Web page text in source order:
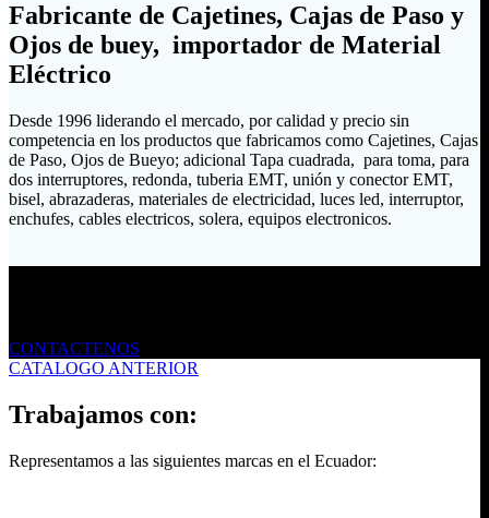
Fabricante de Cajetines, Cajas de Paso y
Ojos de buey, importador de Material
Eléctrico
Desde 1996 liderando el mercado, por calidad y precio sin
competencia en los productos que fabricamos como Cajetines, Cajas
de Paso, Ojos de Bueyo; adicional Tapa cuadrada, para toma, para
dos interruptores, redonda, tuberia EMT, unión y conector EMT,
bisel, abrazaderas, materiales de electricidad, luces led, interruptor,
enchufes, cables electricos, solera, equipos electronicos.
CONTACTENOS
CATALOGO ANTERIOR
Trabajamos con:
Representamos a las siguientes marcas en el Ecuador: